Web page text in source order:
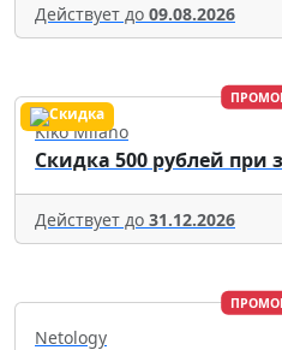
Действует до 09.08.2026
Kiko Milano
Скидка 500 рублей при
Действует до 31.12.2026
Netology